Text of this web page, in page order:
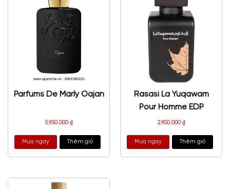
Parfums De Marly Oajan
5.950.000₫
Mua ngay Thêm giỏ
Rasasi La Yuqawam
Pour Homme EDP
2.900.000₫
Mua ngay Thêm giỏ